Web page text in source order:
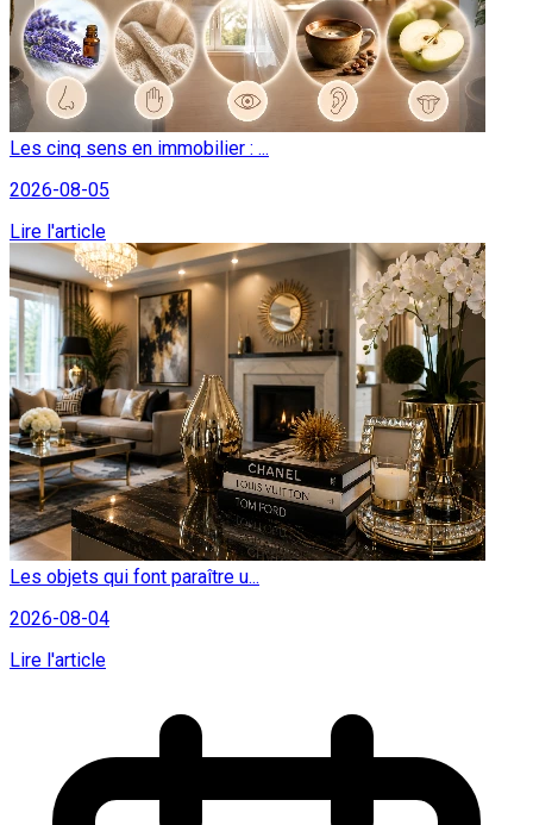
Les cinq sens en immobilier : ...
2026-08-05
Lire l'article
Les objets qui font paraître u...
2026-08-04
Lire l'article